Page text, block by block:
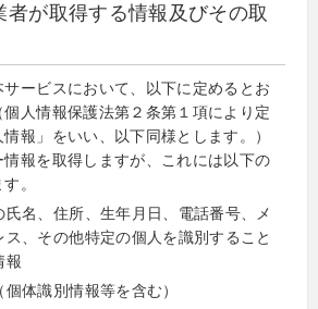
者が取得する情報及びその取
サービスにおいて、以下に定めるとお
個人情報保護法第２条第１項により定
報」をいい、以下同様とします。）
情報を取得しますが、これには以下の
。
氏名、住所、生年月日、電話番号、メ
ス、その他特定の個人を識別すること
報
体識別情報等を含む）